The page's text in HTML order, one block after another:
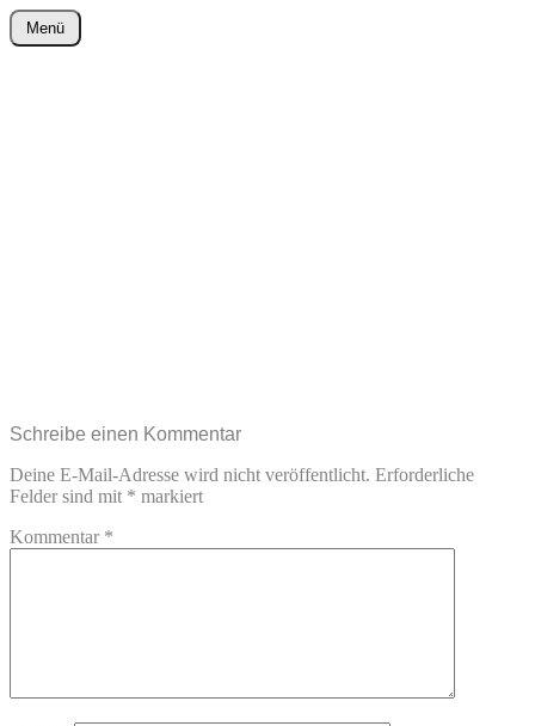
wurster-cartoon-blog.de
Menü
Zum
Inhalt
Schreibe einen Kommentar
Deine E-Mail-Adresse wird nicht veröffentlicht. Erforderliche
Felder sind mit * markiert
Kommentar *